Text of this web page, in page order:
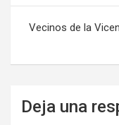
Vecinos de la
Deja una